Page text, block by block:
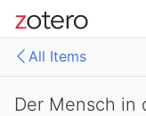
Site navigation
All Items
All Items
Der Mensch in